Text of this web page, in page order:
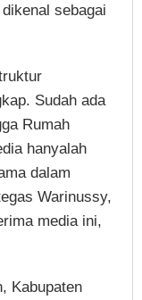
sebagai
Sudah ada
Rumah
hanyalah
dalam
Warinussy,
media ini,
Kabupaten